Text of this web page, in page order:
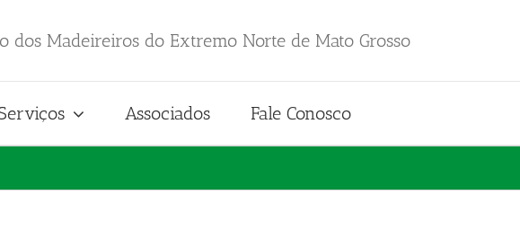
dos Madeireiros do Extremo Norte de Mato Grosso
Associados Fale Conosco